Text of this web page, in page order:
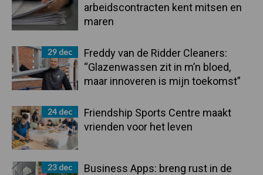
arbeidscontracten kent mitsen en
maren
29 dec
Freddy van de Ridder Cleaners:
“Glazenwassen zit in m’n bloed,
maar innoveren is mijn toekomst”
24 dec
Friendship Sports Centre maakt
vrienden voor het leven
23 dec
Business Apps: breng rust in de